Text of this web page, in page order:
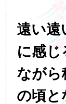
遠い遠
に感
ながら
の頃と